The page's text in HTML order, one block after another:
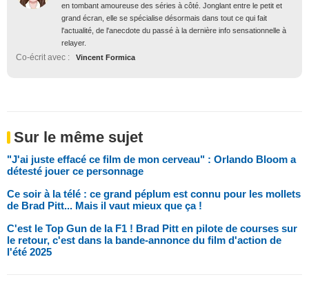
en tombant amoureuse des séries à côté. Jonglant entre le petit et
grand écran, elle se spécialise désormais dans tout ce qui fait
l'actualité, de l'anecdote du passé à la dernière info sensationnelle à
relayer.
Co-écrit avec : Vincent Formica
Sur le même sujet
"J'ai juste effacé ce film de mon cerveau" : Orlando Bloom a
détesté jouer ce personnage
Ce soir à la télé : ce grand péplum est connu pour les mollets
de Brad Pitt... Mais il vaut mieux que ça !
C'est le Top Gun de la F1 ! Brad Pitt en pilote de courses sur
le retour, c'est dans la bande-annonce du film d'action de
l'été 2025